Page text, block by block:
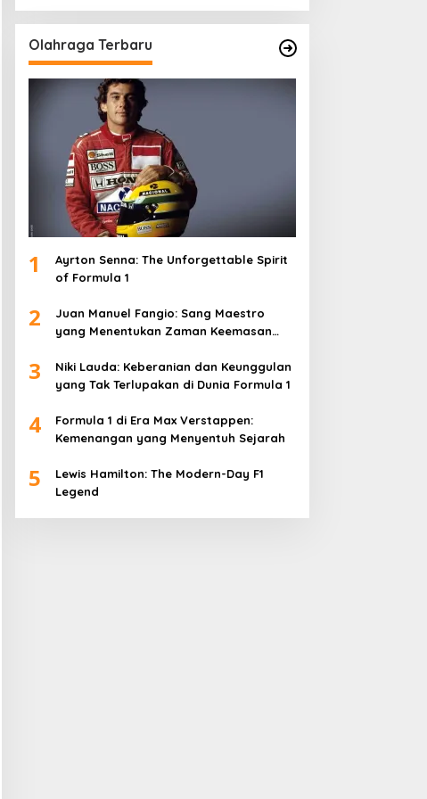
Olahraga Terbaru
1
Ayrton Senna: The Unforgettable Spirit
of Formula 1
2
Juan Manuel Fangio: Sang Maestro
yang Menentukan Zaman Keemasan
3
Niki Lauda: Keberanian dan Keunggulan
yang Tak Terlupakan di Dunia Formula 1
4
Formula 1 di Era Max Verstappen:
Kemenangan yang Menyentuh Sejarah
5
Lewis Hamilton: The Modern-Day F1
Legend